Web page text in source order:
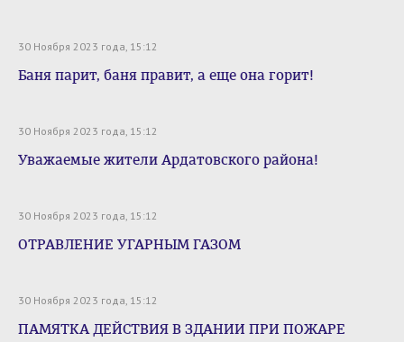
30 Ноября 2023 года, 15:12
Баня парит, баня правит, а еще она горит!
30 Ноября 2023 года, 15:12
Уважаемые жители Ардатовского района!
30 Ноября 2023 года, 15:12
ОТРАВЛЕНИЕ УГАРНЫМ ГАЗОМ
30 Ноября 2023 года, 15:12
ПАМЯТКА ДЕЙСТВИЯ В ЗДАНИИ ПРИ ПОЖАРЕ